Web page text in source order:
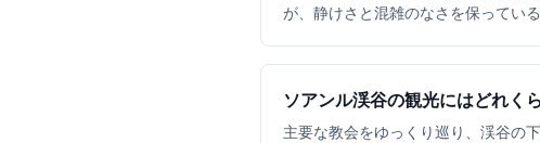
が、静けさと混雑のなさを保っている
ソアンル渓谷の観光にはどれく
主要な教会をゆっくり巡り、渓谷の